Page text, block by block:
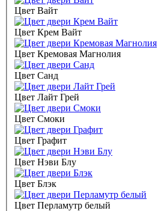
Цвет Вайт
Цвет Крем Вайт
Цвет Кремовая Магнолия
Цвет Санд
Цвет Лайт Грей
Цвет Смоки
Цвет Графит
Цвет Нэви Блу
Цвет Блэк
Цвет Перламутр белый